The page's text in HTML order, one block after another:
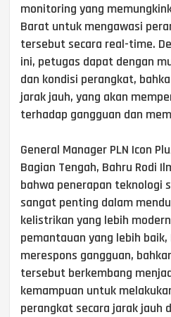
monitoring yang
Barat untuk mengawasi
tersebut secara real-time.
ini, petugas dapat dengan
dan kondisi perangkat,
jarak jauh, yang akan
terhadap gangguan dan
General Manager PLN Icon
Bagian Tengah, Bahru Rodi
bahwa penerapan teknologi
sangat penting dalam
kelistrikan yang lebih
pemantauan yang lebih
merespons gangguan,
tersebut berkembang
kemampuan untuk
perangkat secara jarak jauh